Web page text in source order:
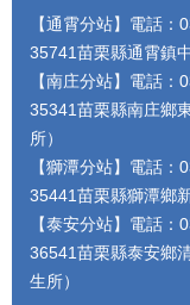
【通霄分站】電話
35741苗栗縣通霄鎮
【南庄分站】電話
35341苗栗縣南庄鄉
所）
【獅潭分站】電話
35441苗栗縣獅潭鄉
【泰安分站】電話
36541苗栗縣泰安鄉
生所）